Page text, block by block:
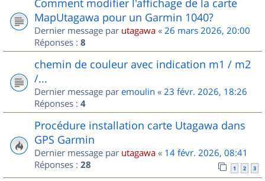
Comment modifier l'affichage de la carte
MapUtagawa pour un Garmin 1040?
Dernier message par utagawa « 26 mars 2026, 20:00
Réponses : 8
chemin de couleur avec indication m1 / m2
/...
Dernier message par emoulin « 23 févr. 2026, 18:26
Réponses : 4
Procédure installation carte Utagawa dans
GPS Garmin
Dernier message par utagawa « 14 févr. 2026, 08:41
Réponses : 28 1 2 3